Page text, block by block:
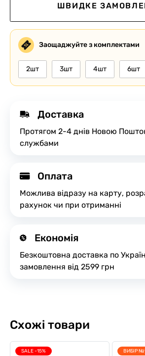
ШВИДКЕ
Заощаджуйте з комплектами
2шт 3шт 4шт 6шт
Доставка
Протягом 2-4 днів Новою
службами
Оплата
Можлива відразу на карту,
рахунок чи при отриманні
Економія
Безкоштовна доставка по
замовлення від 2599 грн
Схожі товари
SALE -15% ВИБІР